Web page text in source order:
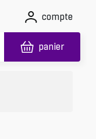
compte
panier